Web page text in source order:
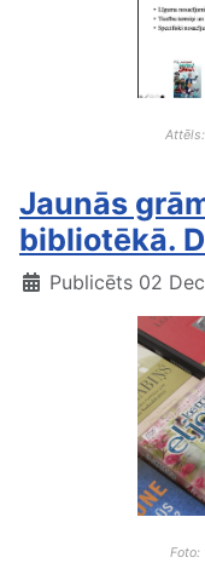
Jaunās
bibliotēkā.
Publicēts 02
Foto: